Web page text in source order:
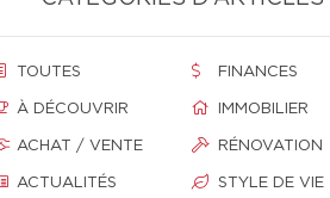
TOUTES
À DÉCOUVRIR
ACHAT / VENTE
ACTUALITÉS
FINANCES
IMMOBILIER
RÉNOVATION
STYLE DE VIE